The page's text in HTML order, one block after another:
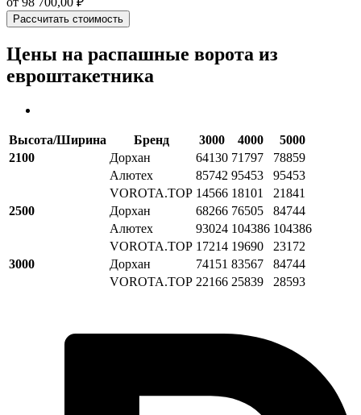
Рассчитать стоимость
Цены на распашные ворота из
евроштакетника
Высота/Ширина Бренд 3000 4000
5000
2100
Дорхан 64130 71797
78859
Алютех
85742 95453
95453
VOROTA.TOP 14566 18101
21841
2500
Дорхан 68266 76505
84744
Алютех
93024 104386 104386
VOROTA.TOP 17214 19690
23172
3000
Дорхан 74151 83567
84744
VOROTA.TOP 22166 25839 28593